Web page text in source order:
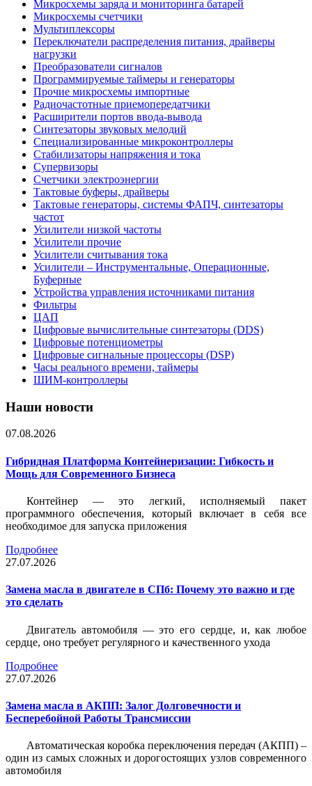
Микросхемы заряда и мониторинга батарей
Микросхемы счетчики
Мультиплексоры
Переключатели распределения питания, драйверы
нагрузки
Преобразователи сигналов
Программируемые таймеры и генераторы
Прочие микросхемы импортные
Радиочастотные приемопередатчики
Расширители портов ввода-вывода
Синтезаторы звуковых мелодий
Специализированные микроконтроллеры
Стабилизаторы напряжения и тока
Супервизоры
Счетчики электроэнергии
Тактовые буферы, драйверы
Тактовые генераторы, системы ФАПЧ, синтезаторы
частот
Усилители низкой частоты
Усилители прочие
Усилители считывания тока
Усилители – Инструментальные, Операционные,
Буферные
Устройства управления источниками питания
Фильтры
ЦАП
Цифровые вычислительные синтезаторы (DDS)
Цифровые потенциометры
Цифровые сигнальные процессоры (DSP)
Часы реального времени, таймеры
ШИМ-контроллеры
Наши новости
07.08.2026
Гибридная Платформа Контейнеризации: Гибкость и
Мощь для Современного Бизнеса
Контейнер — это легкий, исполняемый пакет
программного обеспечения, который включает в себя все
необходимое для запуска приложения
Подробнее
27.07.2026
Замена масла в двигателе в СПб: Почему это важно и где
это сделать
Двигатель автомобиля — это его сердце, и, как любое
сердце, оно требует регулярного и качественного ухода
Подробнее
27.07.2026
Замена масла в АКПП: Залог Долговечности и
Бесперебойной Работы Трансмиссии
Автоматическая коробка переключения передач (АКПП) –
один из самых сложных и дорогостоящих узлов современного
автомобиля